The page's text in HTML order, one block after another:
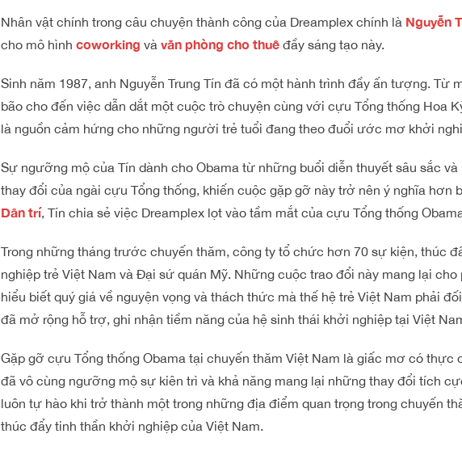
Nhân vật chính trong câu chuyện thành công của Dreamplex chính là Nguyễn
cho mô hình coworking và văn phòng cho thuêđầy sáng tạo này.
Sinh năm 1987, anh Nguyễn Trung Tín đã có một hành trình đầy ấn tượng. Từ
bão cho đến việc dẫn dắt một cuộc trò chuyện cùng với cựu Tổng thống Hoa
là nguồn cảm hứng cho những người trẻ tuổi đang theo đuổi ước mơ khởi
Sự ngưỡng mộ của Tín dành cho Obama từ những buổi diễn thuyết sâu sắc
thay đổi của ngài cựu Tổng thống, khiến cuộc gặp gỡ này trở nên ý nghĩa hơn
Dân trí, Tín chia sẻ việc Dreamplex lọt vào tầm mắt của cựu Tổng thống
Trong những tháng trước chuyến thăm, công ty tổ chức hơn 70 sự kiện, thúc
nghiệp trẻ Việt Nam và Đại sứ quán Mỹ. Những cuộc trao đổi này mang lại
hiểu biết quý giá về nguyện vọng và thách thức mà thế hệ trẻ Việt Nam phải
đã mở rộng hỗ trợ, ghi nhận tiềm năng của hệ sinh thái khởi nghiệp tại Việt
Gặp gỡ cựu Tổng thống Obama tại chuyến thăm Việt Nam là giấc mơ có thực
đã vô cùng ngưỡng mộ sự kiên trì và khả năng mang lại những thay đổi tích
luôn tự hào khi trở thành một trong những địa điểm quan trọng trong chuyến
thúc đẩy tinh thần khởi nghiệp của Việt Nam.